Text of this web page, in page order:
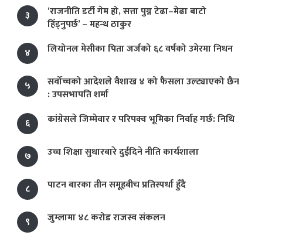
३
‘राजनीति डर्टी गेम हो, सत्ता पुग्न टेढा–मेढा बाटो
हिँड्नुपर्छ’ – महन्थ ठाकुर
४
लियोनल मेसीका पिता जर्जको ६८ वर्षको उमेरमा निधन
५
सर्वोच्चको आदेशले वैशाख ४ को फैसला उल्ट्याएको छैन
: उपसभापति शर्मा
६
कांग्रेसले जिम्मेवार र परिपक्व भूमिका निर्वाह गर्छ: निधि
७ उच्च शिक्षा सुधारबारे दुईदिने नीति कार्यशाला
८ पाटन बारका तीन समूहबीच प्रतिस्पर्धा हुँदै
९ जुम्लामा ४८ करोड राजस्व संकलन